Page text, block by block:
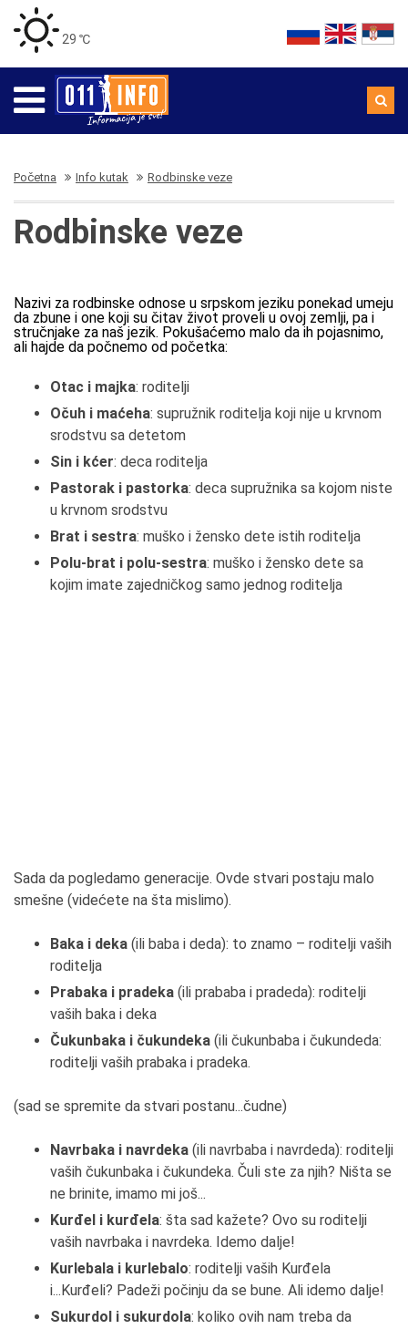
29 ℃
Početna Info kutak Rodbinske veze
Rodbinske veze
Nazivi za rodbinske odnose u srpskom jeziku ponekad umeju
da zbune i one koji su čitav život proveli u ovoj zemlji, pa i
stručnjake za naš jezik. Pokušaćemo malo da ih pojasnimo,
ali hajde da počnemo od početka:
Otac i majka: roditelji
Očuh i maćeha: supružnik roditelja koji nije u krvnom
srodstvu sa detetom
Sin i kćer: deca roditelja
Pastorak i pastorka: deca supružnika sa kojom niste
u krvnom srodstvu
Brat i sestra: muško i žensko dete istih roditelja
Polu-brat i polu-sestra: muško i žensko dete sa
kojim imate zajedničkog samo jednog roditelja
Sada da pogledamo generacije. Ovde stvari postaju malo
smešne (videćete na šta mislimo).
Baka i deka (ili baba i deda): to znamo – roditelji vaših
roditelja
Prabaka i pradeka (ili prababa i pradeda): roditelji
vaših baka i deka
Čukunbaka i čukundeka (ili čukunbaba i čukundeda:
roditelji vaših prabaka i pradeka.
(sad se spremite da stvari postanu...čudne)
Navrbaka i navrdeka (ili navrbaba i navrdeda): roditelji
vaših čukunbaka i čukundeka. Čuli ste za njih? Ništa se
ne brinite, imamo mi još...
Kurđel i kurđela: šta sad kažete? Ovo su roditelji
vaših navrbaka i navrdeka. Idemo dalje!
Kurlebala i kurlebalo: roditelji vaših Kurđela
i...Kurđeli? Padeži počinju da se bune. Ali idemo dalje!
Sukurdol i sukurdola: koliko ovih nam treba da